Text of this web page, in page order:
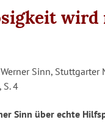
wird
Sinn, Stuttgarter
S. 4
Sinn über echte